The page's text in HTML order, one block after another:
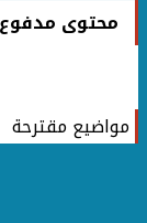
محتوى مدفوع
مواضيع مقترحة